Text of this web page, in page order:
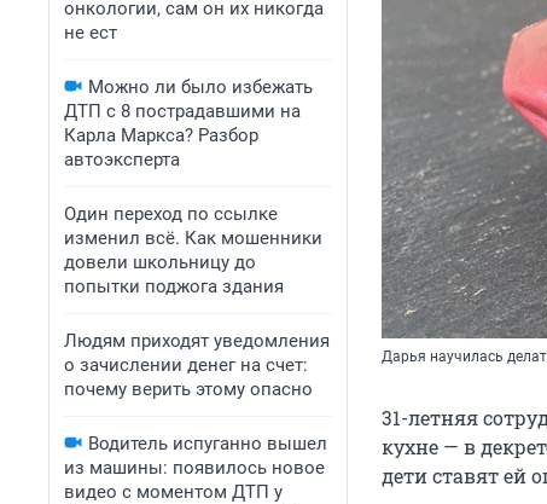
онкологии, сам он их никогда
не ест
Можно ли было избежать
ДТП с 8 пострадавшими на
Карла Маркса? Разбор
автоэксперта
Один переход по ссылке
изменил всё. Как мошенники
довели школьницу до
попытки поджога здания
Людям приходят уведомления
о зачислении денег на счет:
почему верить этому опасно
Водитель испуганно вышел
из машины: появилось новое
видео с моментом ДТП у
Дарья научилась
31-летняя
кухне — в
дети ставят ей